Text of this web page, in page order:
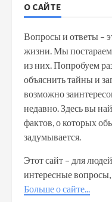
О САЙТЕ
Вопросы и ответы –
жизни. Мы
из них. Попробуем
объяснить тайны и
возможно
недавно. Здесь вы
фактов, о которых
задумывается.
Этот сайт – для
интересные вопросы,
Больше о сайте...